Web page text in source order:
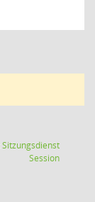
Sitzungsdienst
Session(Wird in